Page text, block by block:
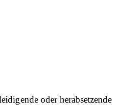
oder herabsetzende